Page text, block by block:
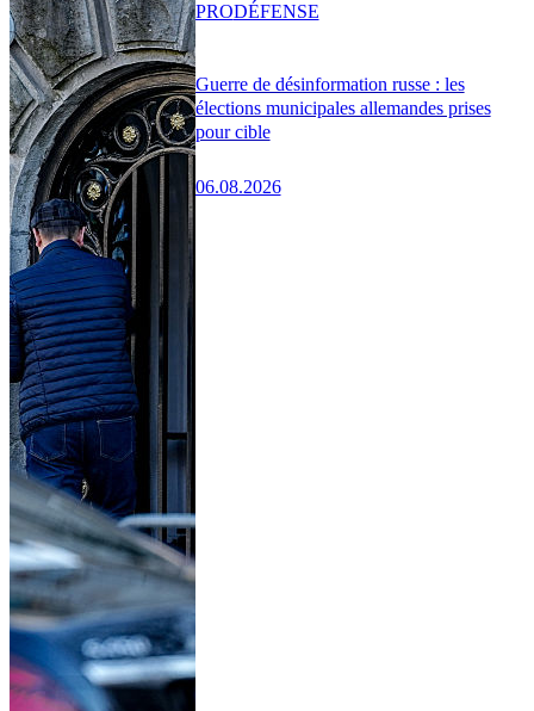
Guerre de désinformation russe : les
élections municipales allemandes prises
pour cible
06.08.2026
PRODÉFENSE